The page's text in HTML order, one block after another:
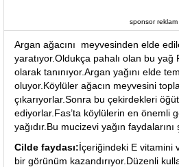
sponsor reklam
Argan ağacını meyvesinden elde
yaratıyor.Oldukça pahalı olan bu yağ
olarak tanınıyor.Argan yağını elde
oluyor.Köylüler ağacın meyvesini
çıkarıyorlar.Sonra bu çekirdekleri
ediyorlar.Fas’ta köylülerin en önemli
yağıdır.Bu mucizevi yağın faydalarını
Cilde faydası:İçeriğindeki E vitamini
bir görünüm kazandırıyor.Düzenli